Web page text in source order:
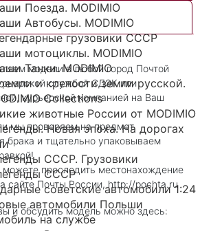
Поезда. MODIMIO
Автобусы. MODIMIO
грузовики СССР
мотоциклы. MODIMIO
Танки. MODIMIO
и крепости земли русской.
Collections
животные России от MODIMIO
Новая эпоха. На дорогах
СССР. Грузовики
СССР
советские автомобили 1:24
автомобили Польши
на службе
модели в любой город Почтой
службой СДЭК или
курьерской компанией на Ваш
мы проверяем на предмет
брака и тщательно упаковываем
можете проследить местонахождение
сайте Почты России, http://pochta.ru
и обсудить модель можно здесь: